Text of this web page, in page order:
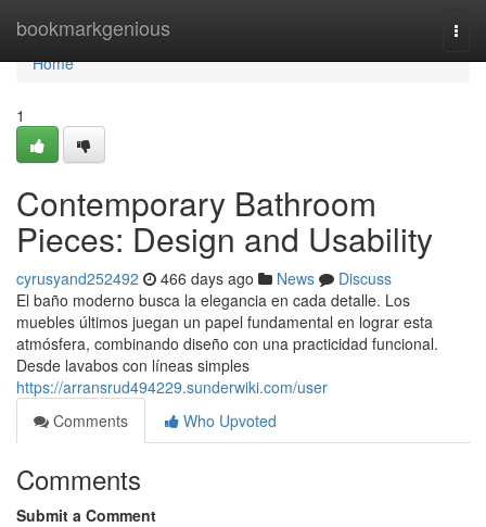
bookmarkgenious
Home
Home
1
Contemporary Bathroom
Pieces: Design and Usability
cyrusyand252492 466 days ago News
Discuss
El baño moderno busca la elegancia en cada detalle. Los
muebles últimos juegan un papel fundamental en lograr esta
atmósfera, combinando diseño con una practicidad funcional.
Desde lavabos con líneas simples
https://arransrud494229.sunderwiki.com/user
Comments
Who Upvoted
Comments
Submit a Comment